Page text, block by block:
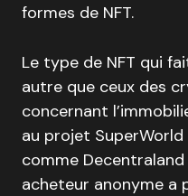
formes de NFT.
Le type de NFT qui
autre que ceux des
concernant
au projet
comme
acheteur anonyme a